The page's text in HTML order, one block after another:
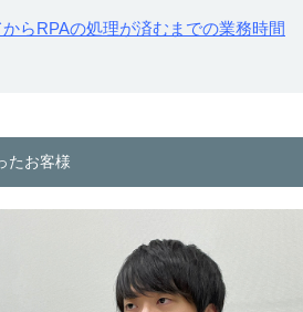
らRPAの処理が済むまでの業務時間
たお客様